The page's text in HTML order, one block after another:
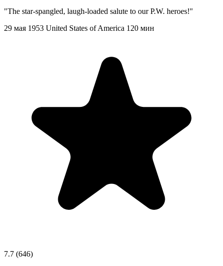
"The star-spangled, laugh-loaded salute to our P.W. heroes!"
29 мая 1953 United States of America 120 мин
7.7 (646)